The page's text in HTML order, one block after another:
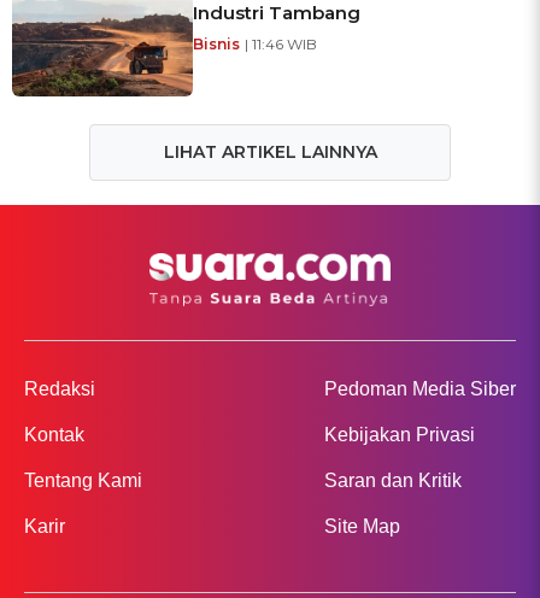
Industri Tambang
Bisnis | 11:46 WIB
LIHAT ARTIKEL LAINNYA
Redaksi
Kontak
Tentang Kami
Karir
Pedoman Media Siber
Kebijakan Privasi
Saran dan Kritik
Site Map